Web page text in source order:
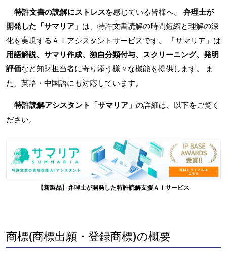
特許文書の読解にストレスを感じている皆様へ。 弁理士が
開発した「サマリア」 は、特許文書読解の時間短縮と理解の深
化を実現するＡＩアシスタントサービスです。 「サマリア」は
用語解説、サマリ作成、独自分類付与、スクリーニング、発明
評価など知財担当者に寄り添う様々な機能を提供します。 ま
た、英語・中国語にも対応しています。
特許読解アシスタント「サマリア」 の詳細は、以下をご覧く
ださい。
【新製品】弁理士が開発した特許読解支援ＡＩサービス
商標(商標出願・登録商標)の概要